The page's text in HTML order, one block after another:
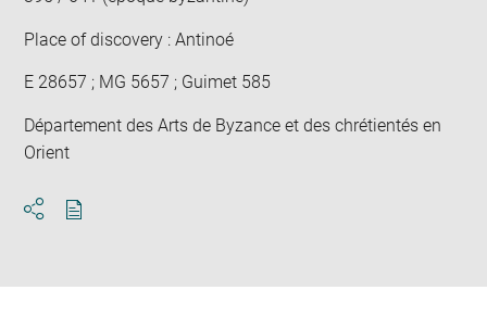
Place of discovery : Antinoé
E 28657 ; MG 5657 ; Guimet 585
Département des Arts de Byzance et des chrétientés en
Orient